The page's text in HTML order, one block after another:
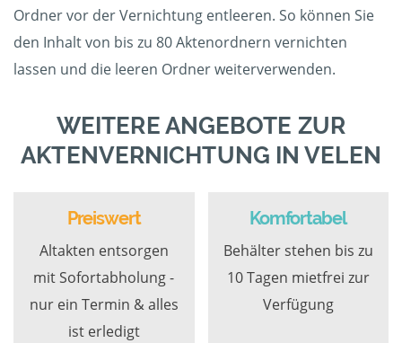
Ordner vor der Vernichtung entleeren. So können Sie
den Inhalt von bis zu 80 Aktenordnern vernichten
lassen und die leeren Ordner weiterverwenden.
WEITERE ANGEBOTE ZUR
AKTENVERNICHTUNG IN VELEN
Preiswert
Altakten entsorgen
mit Sofortabholung -
nur ein Termin & alles
ist erledigt
Komfortabel
Behälter stehen bis zu
10 Tagen mietfrei zur
Verfügung